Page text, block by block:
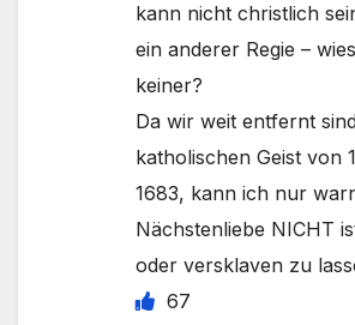
kann nicht christlich
ein anderer Regie –
keiner?
Da wir weit entfernt
katholischen Geist von
1683, kann ich nur
Nächstenliebe NICHT
oder versklaven zu
67